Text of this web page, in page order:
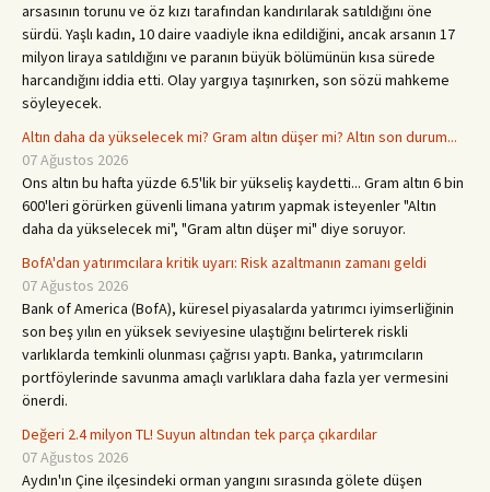
arsasının torunu ve öz kızı tarafından kandırılarak satıldığını öne
sürdü. Yaşlı kadın, 10 daire vaadiyle ikna edildiğini, ancak arsanın 17
milyon liraya satıldığını ve paranın büyük bölümünün kısa sürede
harcandığını iddia etti. Olay yargıya taşınırken, son sözü mahkeme
söyleyecek.
Altın daha da yükselecek mi? Gram altın düşer mi? Altın son durum...
07 Ağustos 2026
Ons altın bu hafta yüzde 6.5'lik bir yükseliş kaydetti... Gram altın 6 bin
600'leri görürken güvenli limana yatırım yapmak isteyenler "Altın
daha da yükselecek mi", "Gram altın düşer mi" diye soruyor.
BofA'dan yatırımcılara kritik uyarı: Risk azaltmanın zamanı geldi
07 Ağustos 2026
Bank of America (BofA), küresel piyasalarda yatırımcı iyimserliğinin
son beş yılın en yüksek seviyesine ulaştığını belirterek riskli
varlıklarda temkinli olunması çağrısı yaptı. Banka, yatırımcıların
portföylerinde savunma amaçlı varlıklara daha fazla yer vermesini
önerdi.
Değeri 2.4 milyon TL! Suyun altından tek parça çıkardılar
07 Ağustos 2026
Aydın'ın Çine ilçesindeki orman yangını sırasında gölete düşen